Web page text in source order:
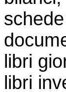
libri
libri